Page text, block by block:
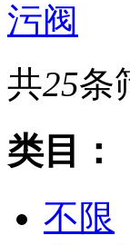
污阀
共25条
类目：
不限